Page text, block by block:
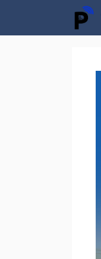
content